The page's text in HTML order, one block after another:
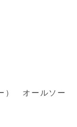
） オールソー